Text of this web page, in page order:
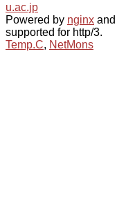
u.ac.jp
Powered by nginx and
supported for http/3.
Temp.C, NetMons